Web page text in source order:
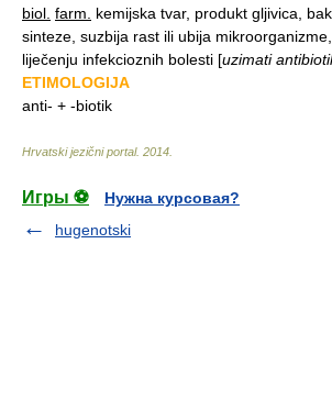
biol. farm.
kemijska tvar, produkt gljivica,
sinteze, suzbija rast ili ubija
liječenju infekcioznih bolesti [uzimati
ETIMOLOGIJA
anti- + -biotik
Hrvatski jezični portal. 2014
Игры ⚽
Нужна курсовая?
hugenotski